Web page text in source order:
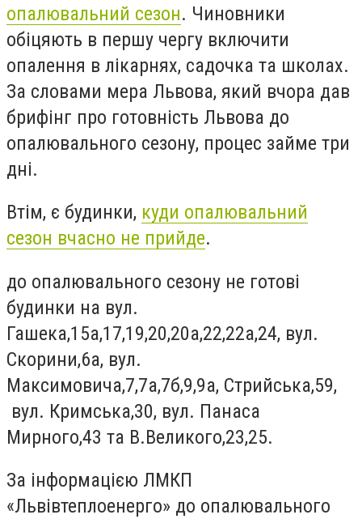
опалювальний сезон. Чиновники
обіцяють в першу чергу включити
опалення в лікарнях, садочка та школах.
За словами мера Львова, який вчора дав
брифінг про готовність Львова до
опалювального сезону, процес займе три
дні.
Втім, є будинки, куди опалювальний
сезон вчасно не прийде.
до опалювального сезону не готові
будинки на вул.
Гашека,15а,17,19,20,20а,22,22а,24, вул.
Скорини,6а, вул.
Максимовича,7,7а,7б,9,9а, Стрийська,59,
вул. Кримська,30, вул. Панаса
Мирного,43 та В.Великого,23,25.
За інформацією ЛМКП
«Львівтеплоенерго» до опалювального